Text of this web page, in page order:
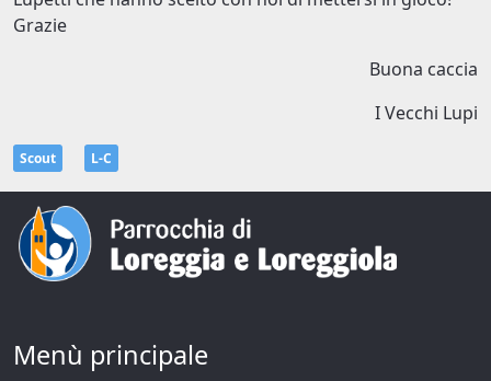
Grazie
Buona caccia
I Vecchi Lupi
Scout L-C
Menù principale